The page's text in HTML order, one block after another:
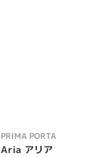
PRIMA PORTA
Aria アリア